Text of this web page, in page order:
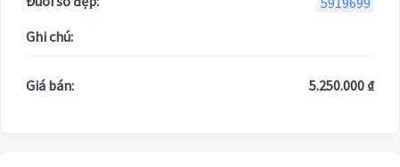
Ghi chú:
Giá bán: 5.250.000 ₫